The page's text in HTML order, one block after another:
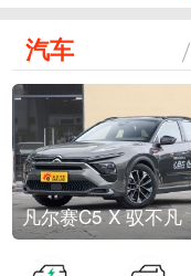
汽车
凡尔赛C5 X 驭不凡